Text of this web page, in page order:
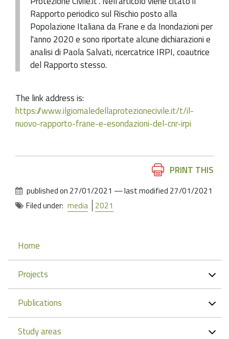
Rapporto periodico sul Rischio posto alla
Popolazione Italiana da Frane e da Inondazioni per
l'anno 2020 e sono riportate alcune dichiarazioni e
analisi di Paola Salvati, ricercatrice IRPI, coautrice
del Rapporto stesso.
The link address is:
https://www.ilgiornaledellaprotezionecivile.it/t/il-
nuovo-rapporto-frane-e-esondazioni-del-cnr-irpi
PRINT THIS
published on 27/01/2021 —last modified 27/01/2021
Filed under: media 2021
Navigation
Home
Projects
Publications
Study areas